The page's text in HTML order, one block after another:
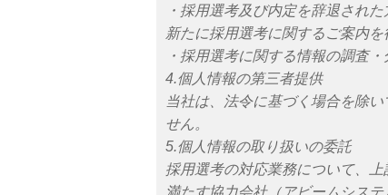
・採用選考及び内定を辞退され
新たに採用選考に関するご案内を
・採用選考に関する情報の調査
4.個人情報の第三者提供
当社は、法令に基づく場合を除
せん。
5.個人情報の取り扱いの委託
採用選考の対応業務について、
満たす協力会社（アビームシス